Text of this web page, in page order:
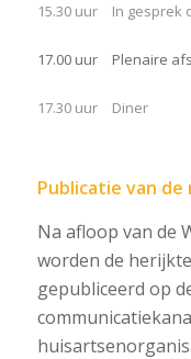
15.30 uur In gesprek
17.00 uur Plenaire
17.30 uur Diner
Publicatie van
Na afloop van de
worden de
gepubliceerd op